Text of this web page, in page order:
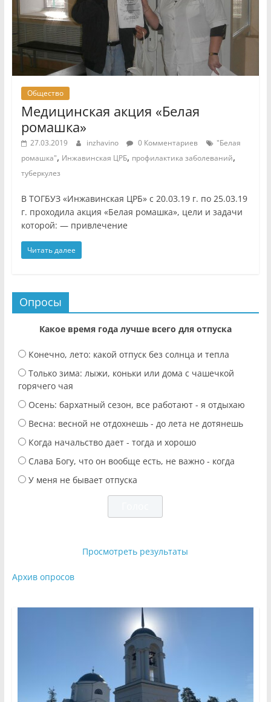
Общество
Медицинская акция «Белая
ромашка»
27.03.2019 inzhavino 0 Комментариев
"Белая
ромашка", Инжавинская ЦРБ, профилактика заболеваний,
туберкулез
В ТОГБУЗ «Инжавинская ЦРБ» с 20.03.19 г. по 25.03.19
г. проходила акция «Белая ромашка», цели и задачи
которой: — привлечение
Читать далее
Опросы
Какое время года лучше всего для отпуска
Конечно, лето: какой отпуск без солнца и тепла
Только зима: лыжи, коньки или дома с чашечкой
горячего чая
Осень: бархатный сезон, все работают - я отдыхаю
Весна: весной не отдохнешь - до лета не дотянешь
Когда начальство дает - тогда и хорошо
Слава Богу, что он вообще есть, не важно - когда
У меня не бывает отпуска
Просмотреть результаты
Архив опросов